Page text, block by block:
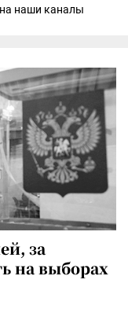
наши каналы
за
на выборах